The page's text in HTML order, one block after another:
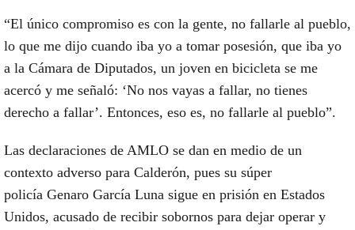
“El único compromiso es con la gente, no fallarle al pueblo,
lo que me dijo cuando iba yo a tomar posesión, que iba yo
a la Cámara de Diputados, un joven en bicicleta se me
acercó y me señaló: ‘No nos vayas a fallar, no tienes
derecho a fallar’. Entonces, eso es, no fallarle al pueblo”.
Las declaraciones de AMLO se dan en medio de un
contexto adverso para Calderón, pues su súper
policía Genaro García Luna sigue en prisión en Estados
Unidos, acusado de recibir sobornos para dejar operar y